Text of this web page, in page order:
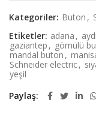
Kategoriler: Buton ,
Etiketler: adana ,
gaziantep , gömülü
mandal buton ,
Schneider electric,
yeşil
Paylaş